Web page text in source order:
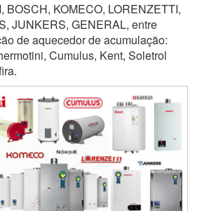
BOSCH, KOMECO, LORENZETTI,
JUNKERS, GENERAL, entre
de aquecedor de acumulação:
Cumulus, Kent, Soletrol